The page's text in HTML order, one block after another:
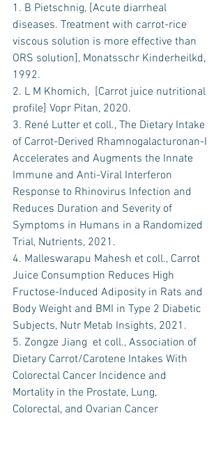
1. B Pietschnig, [Acute diarrheal
diseases. Treatment with carrot-rice
viscous solution is more effective than
ORS solution], Monatsschr Kinderheilkd,
1992.
2. L M Khomich,  [Carrot juice nutritional
profile] Vopr Pitan, 2020.
3. René Lutter et coll., The Dietary Intake
of Carrot-Derived Rhamnogalacturonan-I
Accelerates and Augments the Innate
Immune and Anti-Viral Interferon
Response to Rhinovirus Infection and
Reduces Duration and Severity of
Symptoms in Humans in a Randomized
Trial, Nutrients, 2021.
4. Malleswarapu Mahesh et coll., Carrot
Juice Consumption Reduces High
Fructose-Induced Adiposity in Rats and
Body Weight and BMI in Type 2 Diabetic
Subjects, Nutr Metab Insights, 2021.
5. Zongze Jiang  et coll., Association of
Dietary Carrot/Carotene Intakes With
Colorectal Cancer Incidence and
Mortality in the Prostate, Lung,
Colorectal, and Ovarian Cancer